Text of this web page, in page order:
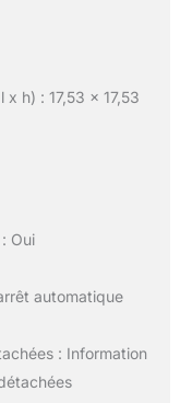
h) : 17,53 x 17,53
Oui
automatique
: Information